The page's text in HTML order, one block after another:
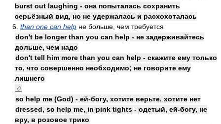
burst out laughing - она попыталась сохранить
серьёзный вид, но не удержалась и расхохоталась
6. than one can help не больше, чем требуется
don't be longer than you can help - не задерживайтесь
дольше, чем надо
don't tell him more than you can help - скажите ему только
то, что совершенно необходимо; не говорите ему
лишнего
♢
so help me (God) - ей-богу, хотите верьте, хотите нет
dressed, so help me, in pink tights - одетый, ей-богу, не
вру, в розовое трико